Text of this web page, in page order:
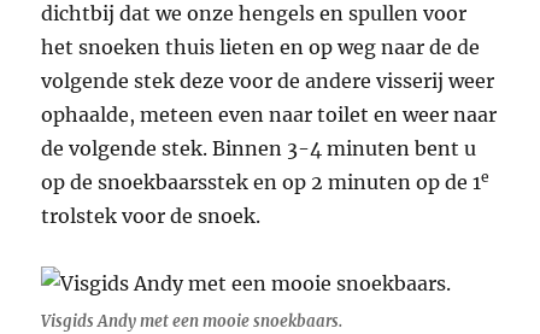
dichtbij dat we onze hengels en spullen voor
het snoeken thuis lieten en op weg naar de de
volgende stek deze voor de andere visserij weer
ophaalde, meteen even naar toilet en weer naar
de volgende stek. Binnen 3-4 minuten bent u
op de snoekbaarsstek en op 2 minuten op de 1e
trolstek voor de snoek.
Visgids Andy met een mooie snoekbaars.